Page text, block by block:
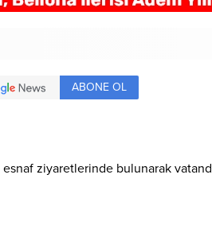
ABONE OL
ziyaretlerinde bulunarak